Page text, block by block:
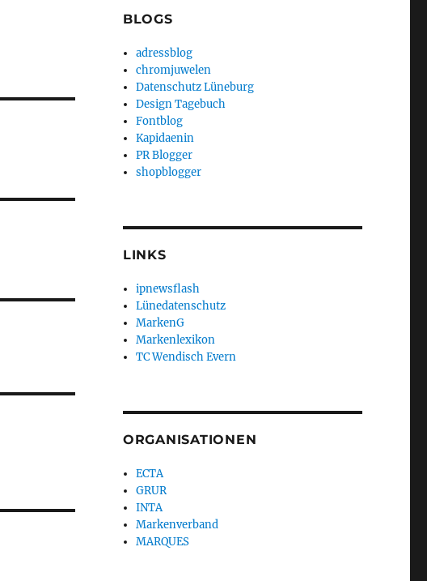
BLOGS
adressblog
chromjuwelen
Datenschutz Lüneburg
Design Tagebuch
Fontblog
Kapidaenin
PR Blogger
shopblogger
LINKS
ipnewsflash
Lünedatenschutz
MarkenG
Markenlexikon
TC Wendisch Evern
ORGANISATIONEN
ECTA
GRUR
INTA
Markenverband
MARQUES